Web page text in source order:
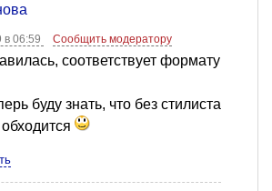
в 06:59
Сообщить модератору
соответствует формату
буду знать, что без стилиста